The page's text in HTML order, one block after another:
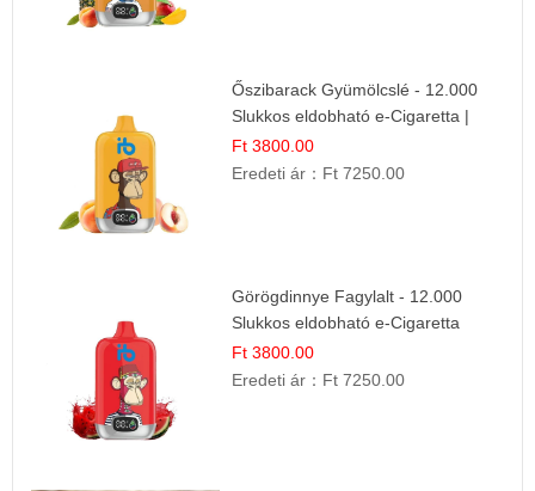
Őszibarack Gyümölcslé - 12.000
Slukkos eldobható e-Cigaretta |
Friss Gyümölcs Íz
Ft 3800.00
Eredeti ár： Ft 7250.00
Görögdinnye Fagylalt - 12.000
Slukkos eldobható e-Cigaretta
Ft 3800.00
Eredeti ár： Ft 7250.00